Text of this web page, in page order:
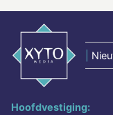
Hoofdvestiging: